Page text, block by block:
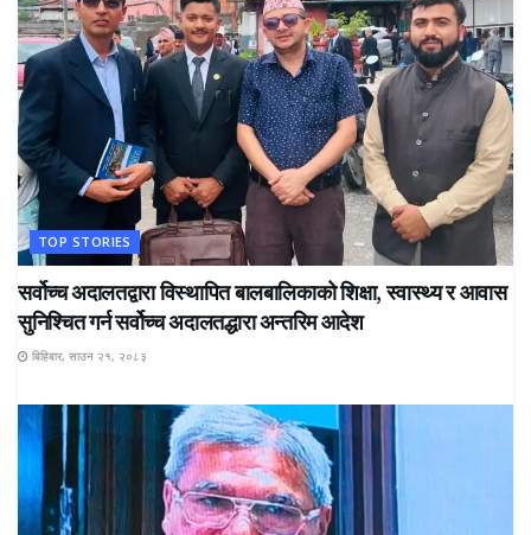
TOP STORIES
सर्वोच्च अदालतद्वारा विस्थापित बालबालिकाको शिक्षा, स्वास्थ्य र आवास
सुनिश्चित गर्न सर्वोच्च अदालतद्धारा अन्तरिम आदेश
बिहिबार, साउन २१, २०८३